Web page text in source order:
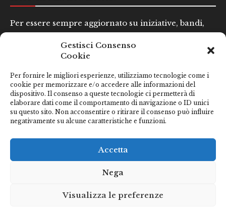
Gestisci Consenso
Cookie
Per fornire le migliori esperienze, utilizziamo tecnologie come i
cookie per memorizzare e/o accedere alle informazioni del
dispositivo. Il consenso a queste tecnologie ci permetterà di
elaborare dati come il comportamento di navigazione o ID unici
su questo sito. Non acconsentire o ritirare il consenso può influire
negativamente su alcune caratteristiche e funzioni.
Accetta
Nega
Visualizza le preferenze
Per essere sempre aggiornato su iniziative, bandi,
Email*